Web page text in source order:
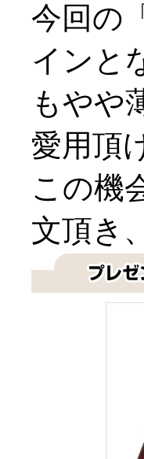
今回の
インと
もやや
愛用頂
この機
文頂き